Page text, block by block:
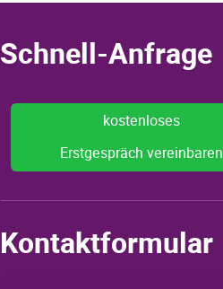
Schnell-Anfrage
kostenloses
Erstgespräch vereinbaren
Kontaktformular